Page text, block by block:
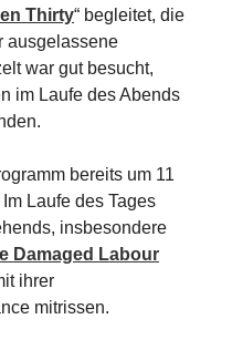
Thirty“ begleitet, die
ausgelassene
war gut besucht,
im Laufe des Abends
bereits um 11
Laufe des Tages
insbesondere
Damaged Labour
ihrer
mitrissen.